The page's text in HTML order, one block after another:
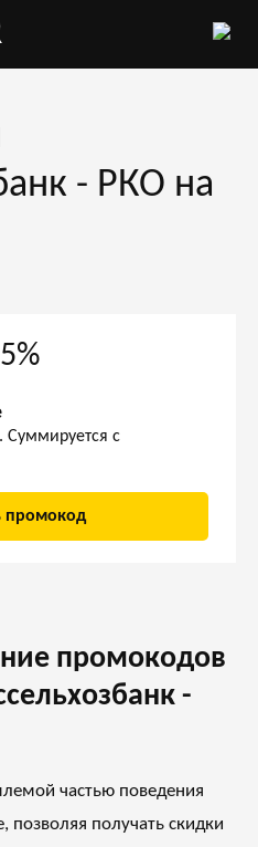
- РКО на
Суммируется с
промокод
промокодов
-
частью поведения
позволяя получать скидки